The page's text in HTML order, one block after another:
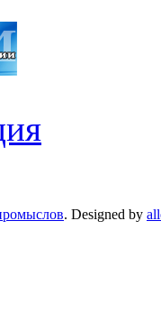
. Designed by